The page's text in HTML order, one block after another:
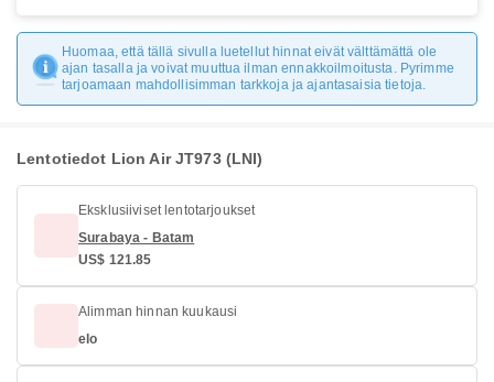
Huomaa, että tällä sivulla luetellut hinnat eivät välttämättä ole
ajan tasalla ja voivat muuttua ilman ennakkoilmoitusta. Pyrimme
tarjoamaan mahdollisimman tarkkoja ja ajantasaisia tietoja.
Lentotiedot Lion Air JT973 (LNI)
Eksklusiiviset lentotarjoukset
Surabaya - Batam
US$ 121.85
Alimman hinnan kuukausi
elo